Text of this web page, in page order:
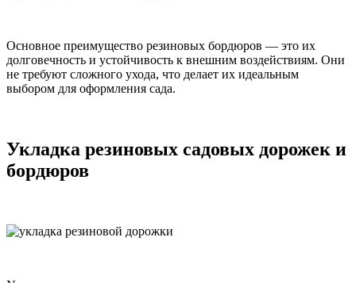
Основное преимущество резиновых бордюров — это их
долговечность и устойчивость к внешним воздействиям. Они
не требуют сложного ухода, что делает их идеальным
выбором для оформления сада.
Укладка резиновых садовых дорожек и
бордюров